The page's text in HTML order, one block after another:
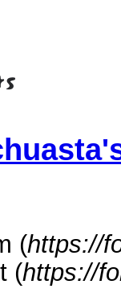
(https://
(https://